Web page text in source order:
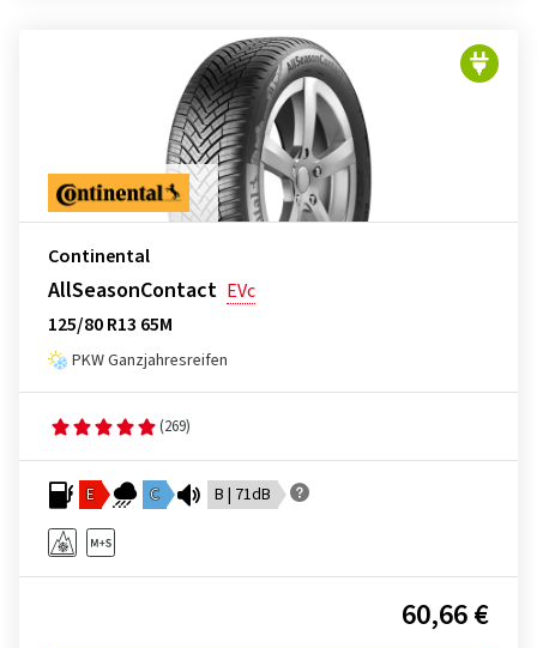
Continental
AllSeasonContact EVc
125/80 R13 65M
PKW Ganzjahresreifen
(269)
E C B | 71dB
60,66 €